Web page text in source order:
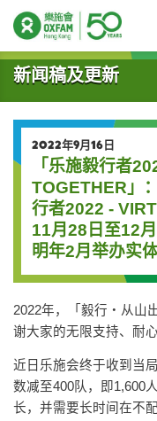
开始主要内容
新闻稿及更新
2022年9月16日
「乐施毅行者
TOGETHER」
行者2022 -
11月28日至12
明年2月举办实
2022年，「毅行‧从山
谢大家的无限支持、耐心
近日乐施会终于收到当
数减至400队，即1,600
长，并需要长时间在不